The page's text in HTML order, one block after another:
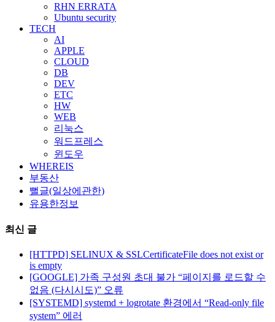
RHN ERRATA
Ubuntu security
TECH
AI
APPLE
CLOUD
DB
DEV
ETC
HW
WEB
리눅스
워드프레스
윈도우
WHEREIS
부동산
뻘글(일상에관한)
유용한정보
최신 글
[HTTPD] SELINUX & SSLCertificateFile does not exist or
is empty
[GOOGLE] 가족 구성원 초대 불가 “페이지를 로드할 수
없음 (다시시도)” 오류
[SYSTEMD] systemd + logrotate 환경에서 “Read-only file
system” 에러